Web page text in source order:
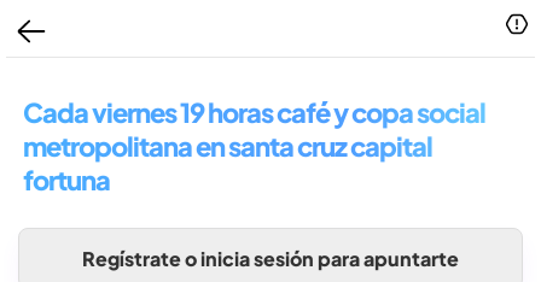
Cada viernes 19 horas café y copa social
metropolitana en santa cruz capital
fortuna
Regístrate o inicia sesión para apuntarte